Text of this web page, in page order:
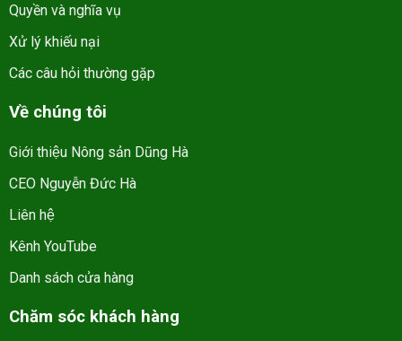
Quyền và nghĩa vụ
Xử lý khiếu nại
Các câu hỏi thường gặp
Về chúng tôi
Giới thiệu Nông sản Dũng Hà
CEO Nguyễn Đức Hà
Liên hệ
Kênh YouTube
Danh sách cửa hàng
Chăm sóc khách hàng